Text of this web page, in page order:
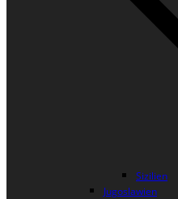
Sizilien
Jugoslawien